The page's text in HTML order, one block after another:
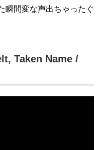
瞬間変な声出ちゃったぐ
Taken Name /